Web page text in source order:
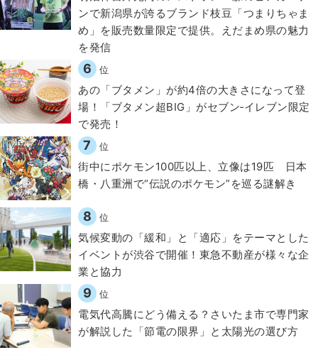
ンで新潟県が誇るブランド枝豆「つまりちゃま
め」を販売数量限定で提供。えだまめ県の魅力
を発信
6 位
あの「ブタメン」が約4倍の大きさになって登
場！「ブタメン超BIG」がセブン‐イレブン限定
で発売！
7 位
街中にポケモン100匹以上、立像は19匹 日本
橋・八重洲で“伝説のポケモン”を巡る謎解き
8 位
気候変動の「緩和」と「適応」をテーマとした
イベントが渋谷で開催！東急不動産が様々な企
業と協力
9 位
電気代高騰にどう備える？さいたま市で専門家
が解説した「節電の限界」と太陽光の選び方